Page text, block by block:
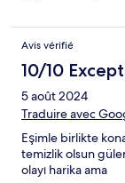
Avis vérifié
10/10
5 août 2024
Traduire avec
Eşimle birlikte
temizlik olsun
olayı harika ama